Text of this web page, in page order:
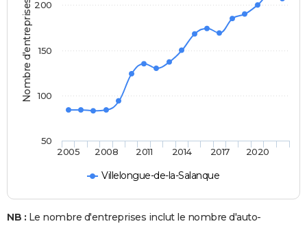
Nombre d'entreprises
Villelongue-de-la-Salanque
2005 2008 2011 2014 2017 2020
50
100
150
200
NB : Le nombre d'entreprises inclut le nombre d'auto-